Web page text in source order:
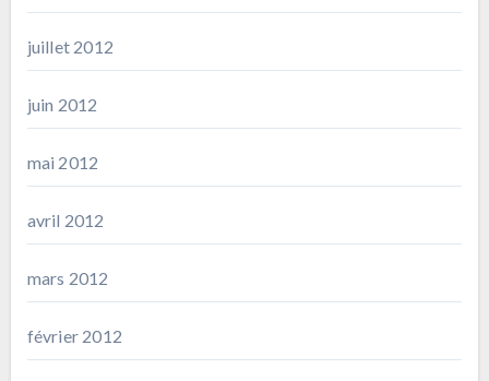
juillet 2012
juin 2012
mai 2012
avril 2012
mars 2012
février 2012